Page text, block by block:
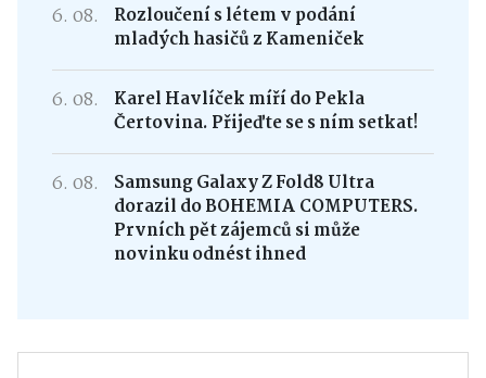
6. 08.
Rozloučení s létem v podání
mladých hasičů z Kameniček
6. 08.
Karel Havlíček míří do Pekla
Čertovina. Přijeďte se s ním setkat!
6. 08.
Samsung Galaxy Z Fold8 Ultra
dorazil do BOHEMIA COMPUTERS.
Prvních pět zájemců si může
novinku odnést ihned